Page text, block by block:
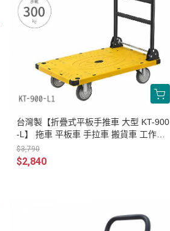
台灣製【折疊式平板手推車 大型 KT-900
-L】 拖車 平板車 手拉車 搬貨車 工作車
搬運車
$3,790
$2,840